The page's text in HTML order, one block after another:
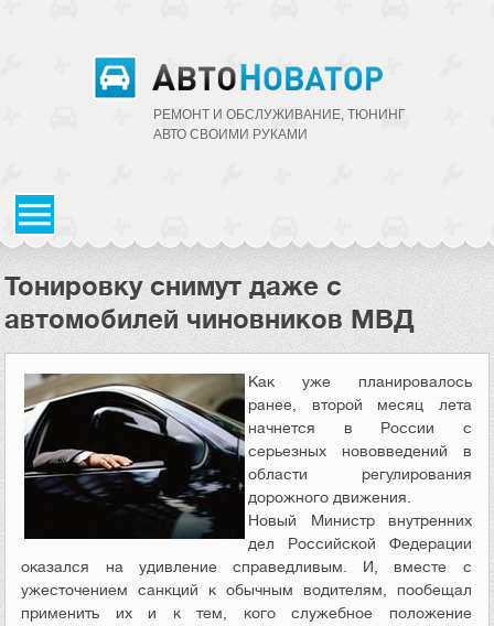
РЕМОНТ И ОБСЛУЖИВАНИЕ, ТЮНИНГ
АВТО CВОИМИ РУКАМИ
Тонировку снимут даже с
автомобилей чиновников МВД
Как уже планировалось
ранее, второй месяц лета
начнется в России с
серьезных нововведений в
области регулирования
дорожного движения.
Новый Министр внутренних
дел Российской Федерации
оказался на удивление справедливым. И, вместе с
ужесточением санкций к обычным водителям, пообещал
применить их и к тем, кого служебное положение